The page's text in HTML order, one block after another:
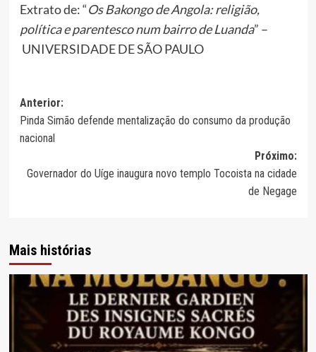
Extrato de: “Os Bakongo de Angola: religião,
política e parentesco num bairro de Luanda” –
UNIVERSIDADE DE SÃO PAULO
Navegação
de
Anterior:
Pinda Simão defende mentalização do consumo da produção
nacional
Próximo:
Governador do Uíge inaugura novo templo Tocoista na cidade
de Negage
Mais histórias